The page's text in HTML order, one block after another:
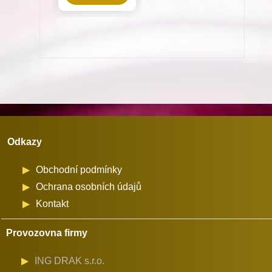
Odkazy
Obchodní podmínky
Ochrana osobních údajů
Kontakt
Provozovna firmy
ING DRAK s.r.o.